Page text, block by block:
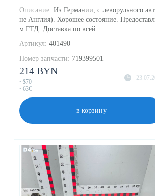
Описание: Из Германии, с леворульного
не Англия). Хорошее состояние.
м ГТД. Доставка по всей..
Артикул: 401490
Номер запчасти: 719399501
214 BYN
~$70
~63€
в корзину